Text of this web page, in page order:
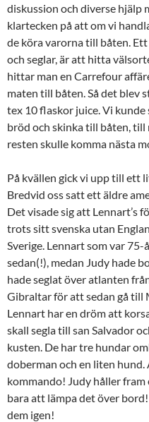
diskussion och diverse hjälp
klartecken på att om vi
de köra varorna till båten.
och seglar, är att hitta
hittar man en Carrefour
maten till båten. Så det blev
tex 10 flaskor juice. Vi kunde
bröd och skinka till båten,
resten skulle komma nästa
På kvällen gick vi upp till ett
Bredvid oss satt ett äldre
Det visade sig att Lennart’s
trots sitt svenska utan
Sverige. Lennart som var
sedan(!), medan Judy hade
hade seglat över atlanten
Gibraltar för att sedan gå till
Lennart har en dröm att
skall segla till san Salvador
kusten. De har tre hundar
doberman och en liten
kommando! Judy håller fram
bara att lämpa det över
dem igen!